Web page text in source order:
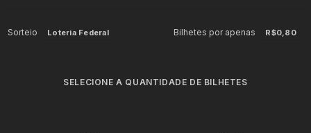
Sorteio Loteria Federal Bilhetes por apenas R$0,80
SELECIONE A QUANTIDADE DE BILHETES